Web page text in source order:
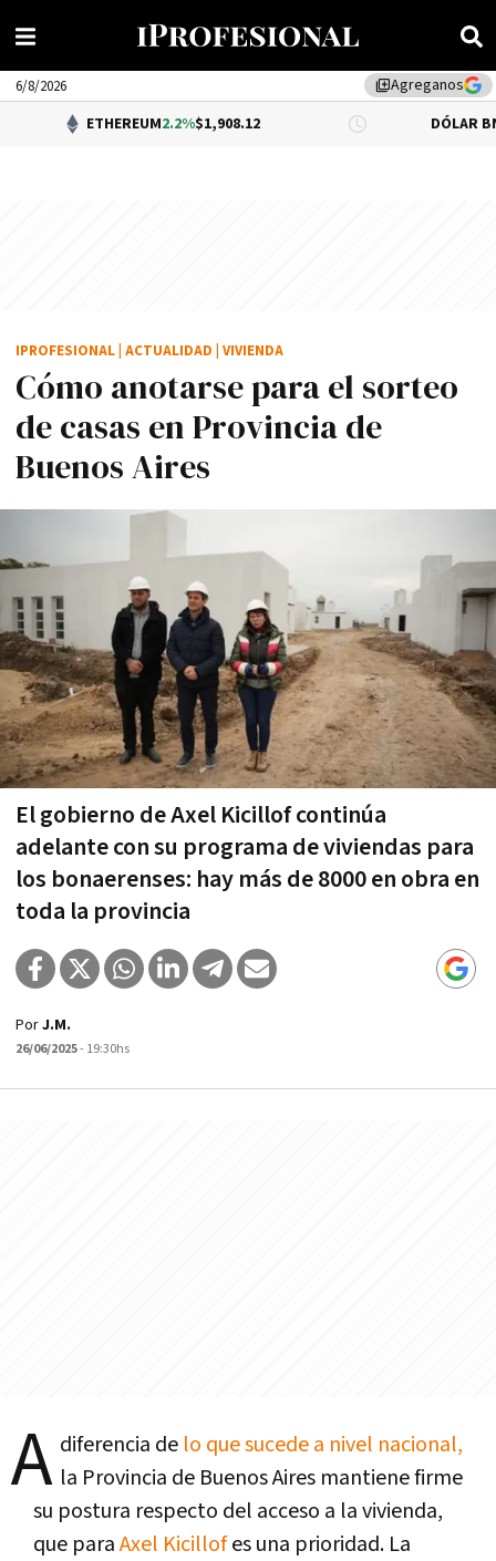
library_addAgreganos
6/8/2026
2.2%$1,908.12 DÓLAR BNA 0.34%
Cómo anotarse para el sorteo
de casas en Provincia de
Buenos Aires
El gobierno de Axel Kicillof continúa
adelante con su programa de viviendas para
los bonaerenses: hay más de 8000 en obra en
toda la provincia
IPROFESIONAL ACTUALIDAD VIVIENDA
PorJ.M.
26/06/2025- 19:30hs
A diferencia de lo que sucede a nivel nacional,
la Provincia de Buenos Aires mantiene firme
su postura respecto del acceso a la vivienda,
que paraAxel Kicillofes una prioridad. La